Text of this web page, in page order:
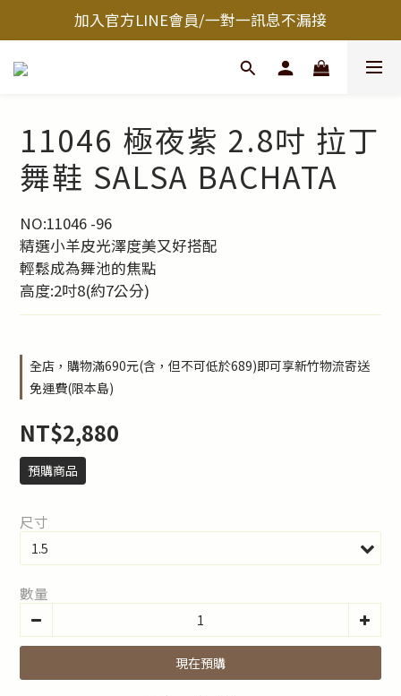
加入官方LINE會員/一對一訊息不漏接
11046 極夜紫 2.8吋 拉丁
舞鞋 SALSA BACHATA
NO:11046 -96
精選小羊皮光澤度美又好搭配
輕鬆成為舞池的焦點
高度:2吋8(約7公分)
全店，購物滿690元(含，但不可低於689)即可享新竹物流寄送
免運費(限本島)
NT$2,880
預購商品
尺寸
數量
現在預購